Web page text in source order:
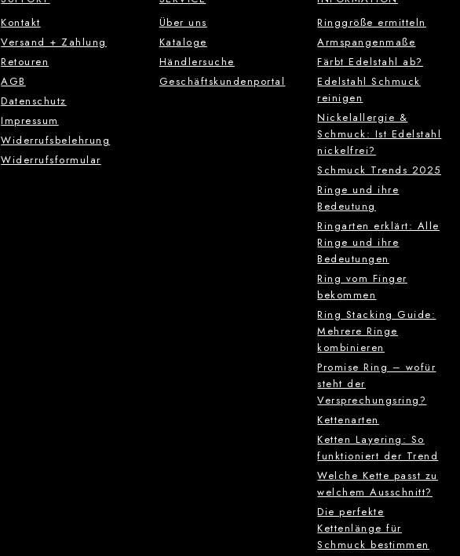
Kontakt
Versand + Zahlung
Retouren
AGB
Datenschutz
Impressum
Widerrufsbelehrung
Widerrufsformular
Über uns
Kataloge
Händlersuche
Geschäftskundenportal
Ringgröße ermitteln
Armspangenmaße
Färbt Edelstahl ab?
Edelstahl Schmuck
reinigen
Nickelallergie &
Schmuck: Ist Edelstahl
nickelfrei?
Schmuck Trends 2025
Ringe und ihre
Bedeutung
Ringarten erklärt: Alle
Ringe und ihre
Bedeutungen
Ring vom Finger
bekommen
Ring Stacking Guide:
Mehrere Ringe
kombinieren
Promise Ring – wofür
steht der
Versprechungsring?
Kettenarten
Ketten Layering: So
funktioniert der Trend
Welche Kette passt zu
welchem Ausschnitt?
Die perfekte
Kettenlänge für
Schmuck bestimmen